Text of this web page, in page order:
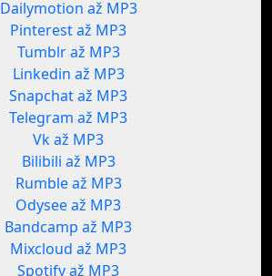
Dailymotion až MP3
Pinterest až MP3
Tumblr až MP3
Linkedin až MP3
Snapchat až MP3
Telegram až MP3
Vk až MP3
Bilibili až MP3
Rumble až MP3
Odysee až MP3
Bandcamp až MP3
Mixcloud až MP3
Spotify až MP3